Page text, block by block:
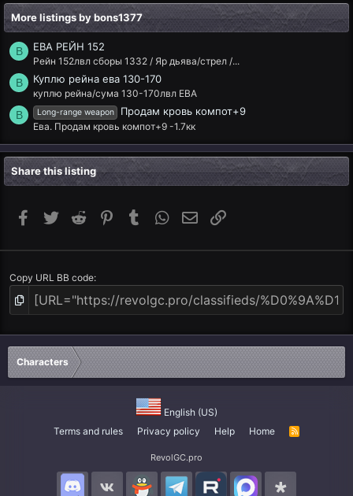
More listings by bons1377
B ЕВА РЕЙН 152
Рейн 152лвл сборы 1332 / Яр дьява/стрел /...
B Куплю рейна ева 130-170
куплю рейна/сума 130-170лвл ЕВА
B Long-range weapon Продам кровь компот+9
Ева. Продам кровь компот+9 -1.7кк
Share this listing
Facebook
TwitterReddit PinterestTumblr WhatsApp
Email Link
Copy URL BB code
Characters
English (US)
Terms and rules
Privacy policy Help Home
R
RevolGC.pro